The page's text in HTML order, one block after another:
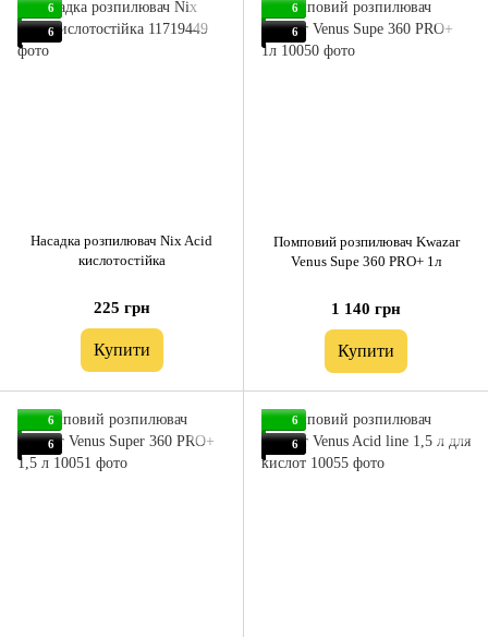
6
6
Насадка розпилювач Nix Acid
кислотостійка
225 грн
Купити
6
6
Помповий розпилювач Kwazar
Venus Supe 360 PRO+ 1л
1 140 грн
Купити
6
6
6
6